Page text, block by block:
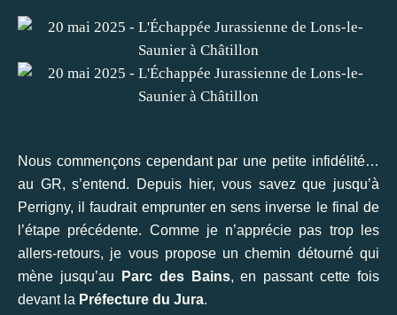
Nous commençons cependant par une petite infidélité…
au GR, s’entend. Depuis hier, vous savez que jusqu’à
Perrigny, il faudrait emprunter en sens inverse le final de
l’étape précédente. Comme je n’apprécie pas trop les
allers-retours, je vous propose un chemin détourné qui
mène jusqu’au
Parc des Bains, en passant cette fois
devant la Préfecture du Jura.